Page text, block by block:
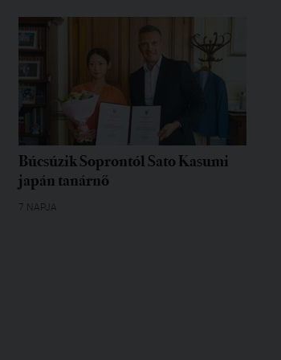
Búcsúzik Soprontól Sato Kasumi
japán tanárnő
7 NAPJA